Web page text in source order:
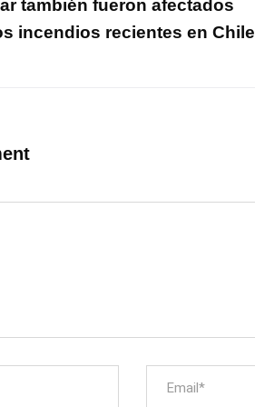
también fueron afectados
incendios recientes en Chile